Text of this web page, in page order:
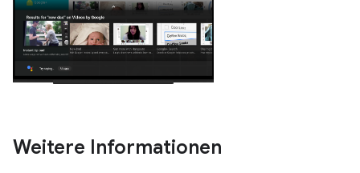
Weitere Informationen